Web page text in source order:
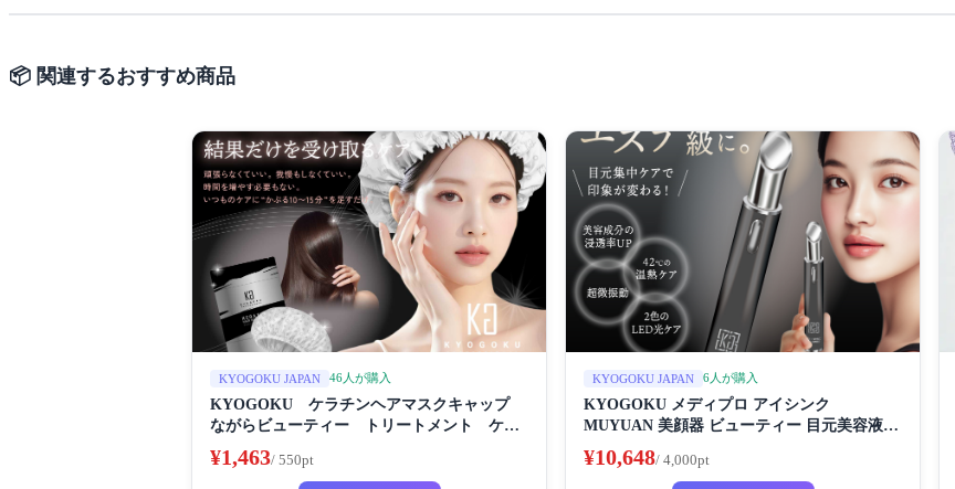
📦 関連するおすすめ商品
KYOGOKU JAPAN 46人が購入
KYOGOKU ケラチンヘアマスクキャップ
ながらビューティー トリートメント ケラ
¥1,463/ 550pt
KYOGOKU JAPAN 6人が購入
KYOGOKU メディプロ アイシンク
MUYUAN 美顔器 ビューティー 目元美容液
湿性UP LEDライトケア
¥10,648/ 4,000pt